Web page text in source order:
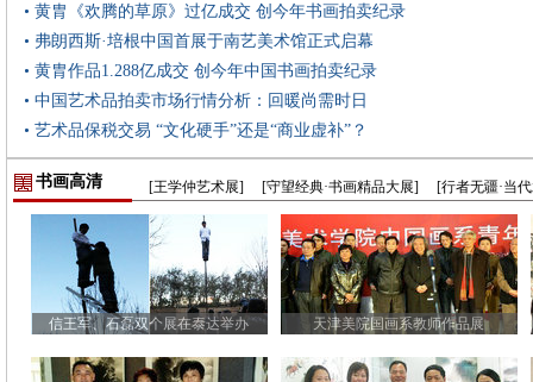
• 黄胄《欢腾的草原》过亿成交 创今年书画拍卖纪录
• 弗朗西斯·培根中国首展于南艺美术馆正式启幕
• 黄胄作品1.288亿成交 创今年中国书画拍卖纪录
• 中国艺术品拍卖市场行情分析：回暖尚需时日
• 艺术品保税交易 “文化硬手”还是“商业虚补”？
书画高清 [王学仲艺术展] [守望经典·书画精品大展] [行者无疆·当
信王军、石磊双个展在泰达举办 天津美院国画系教师作品展